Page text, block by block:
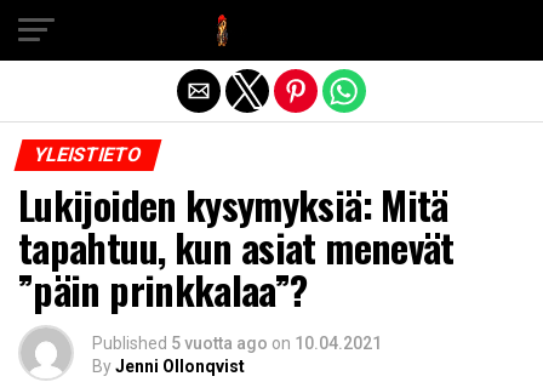
YLEISTIETO
Lukijoiden kysymyksiä: Mitä
tapahtuu, kun asiat menevät
”päin prinkkalaa”?
Published 5 vuotta ago on 10.04.2021
ByJenni Ollonqvist
Exit mobile version